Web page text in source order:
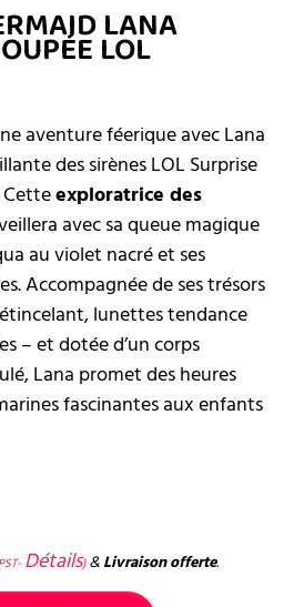
LANA
LOL
aventure féerique avec Lana
des sirènes LOL Surprise
Cetteexploratrice des
avec sa queue magique
au violet nacré et ses
Accompagnée de ses trésors
lunettes tendance
– et dotée d’un corps
Lana promet des heures
fascinantes aux enfants
Détails) & Livraison offerte.